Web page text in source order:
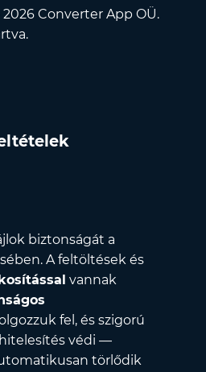
Converter App OÜ.
biztonságát a
A feltöltések és
vannak
fel, és szigorú
hitelesítés védi —
törlődik